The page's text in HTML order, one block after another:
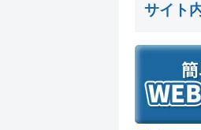
サイト